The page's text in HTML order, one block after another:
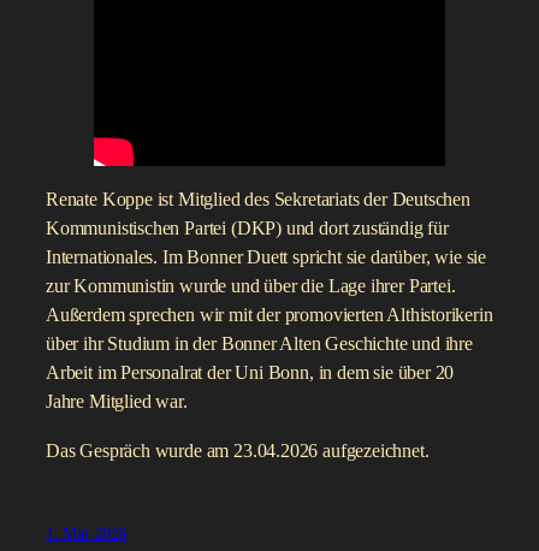
Renate Koppe ist Mitglied des Sekretariats der Deutschen
Kommunistischen Partei (DKP) und dort zuständig für
Internationales. Im Bonner Duett spricht sie darüber, wie sie
zur Kommunistin wurde und über die Lage ihrer Partei.
Außerdem sprechen wir mit der promovierten Althistorikerin
über ihr Studium in der Bonner Alten Geschichte und ihre
Arbeit im Personalrat der Uni Bonn, in dem sie über 20
Jahre Mitglied war.
Das Gespräch wurde am 23.04.2026 aufgezeichnet.
1. Mai 2026